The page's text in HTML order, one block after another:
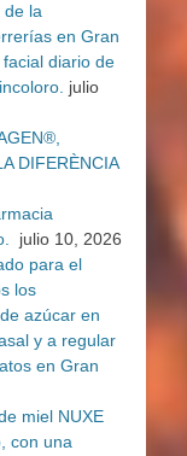
de la
en Gran
diario de
julio
DIFERÈNCIA
julio 10, 2026
para el
los
azúcar en
y a regular
en Gran
miel NUXE
con una